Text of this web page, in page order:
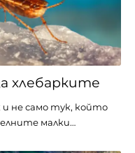
хлебарките
и не само тук, който
малки…